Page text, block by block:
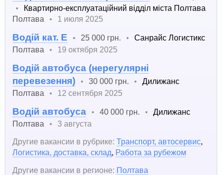
•
Квартирно-експлуатаційний відділ міста Полтава
Полтава
• 1 июля 2025
Водій кат. Е • 25 000 грн. •
Санрайс Логистикс
Полтава
• 19 октября 2025
Водій автобуса (нерегулярні
перевезення)
• 30 000 грн. •
Дилижанс
Полтава
• 12 сентября 2025
Водій автобуса • 40 000 грн. •
Дилижанс
Полтава
•
3 августа
Другие вакансии в рубрике: Транспорт, автосервис,
Логистика, доставка, склад, Работа за рубежом
Другие вакансии в регионе: Полтава